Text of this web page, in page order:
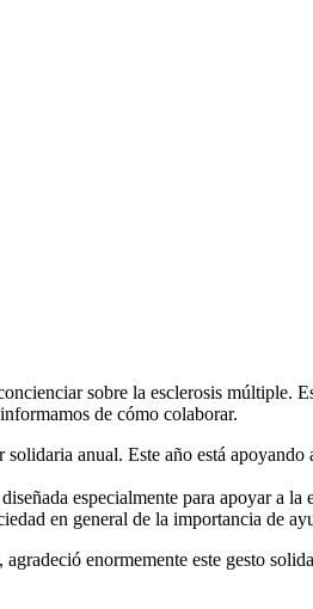
sobre la esclerosis múltiple.
de cómo colaborar.
anual. Este año está apoyando
especialmente para apoyar a la
en general de la importancia de
enormemente este gesto